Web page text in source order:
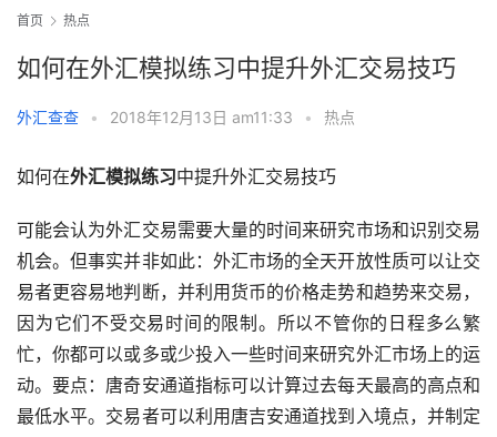
首页 热点
如何在外汇模拟练习中提升外汇交易技巧
外汇查查 • 2018年12月13日 am11:33 • 热点
如何在外汇模拟练习中提升外汇交易技巧
可能会认为外汇交易需要大量的时间来研究市场和识别交易
机会。但事实并非如此：外汇市场的全天开放性质可以让交
易者更容易地判断，并利用货币的价格走势和趋势来交易，
因为它们不受交易时间的限制。所以不管你的日程多么繁
忙，你都可以或多或少投入一些时间来研究外汇市场上的运
动。要点：唐奇安通道指标可以计算过去每天最高的高点和
最低水平。交易者可以利用唐吉安通道找到入境点，并制定